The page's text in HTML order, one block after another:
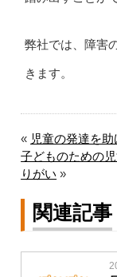
弊社では、障害
きます。
« 児童の発達を
子どものための
りがい »
関連記事